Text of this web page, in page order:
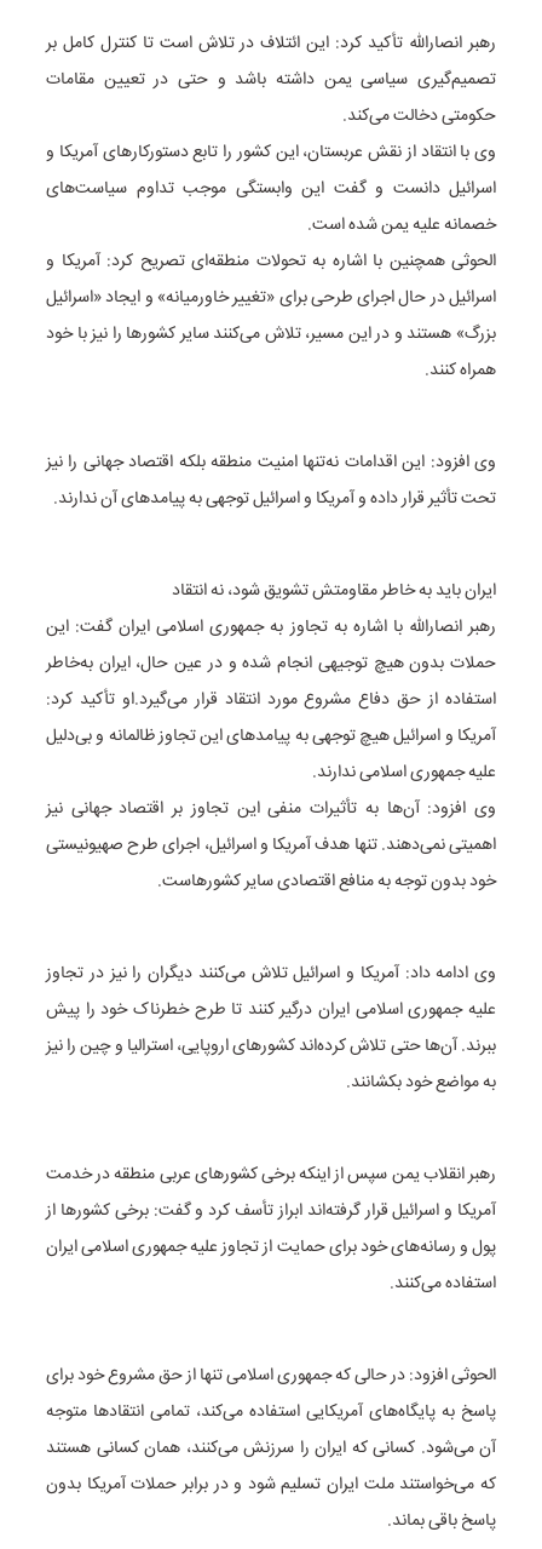
رهبر انصارالله تأکید کرد: این ائتلاف در تلاش است تا کنترل کامل بر
تصمیم‌گیری سیاسی یمن داشته باشد و حتی در تعیین مقامات
حکومتی دخالت می‌کند.
وی با انتقاد از نقش عربستان، این کشور را تابع دستورکارهای آمریکا و
اسرائیل دانست و گفت این وابستگی موجب تداوم سیاست‌های
خصمانه علیه یمن شده است.
الحوثی همچنین با اشاره به تحولات منطقه‌ای تصریح کرد: آمریکا و
اسرائیل در حال اجرای طرحی برای «تغییر خاورمیانه» و ایجاد «اسرائیل
بزرگ» هستند و در این مسیر، تلاش می‌کنند سایر کشورها را نیز با خود
همراه کنند.
وی افزود: این اقدامات نه‌تنها امنیت منطقه بلکه اقتصاد جهانی را نیز
تحت تأثیر قرار داده و آمریکا و اسرائیل توجهی به پیامدهای آن ندارند.
ایران باید به خاطر مقاومتش تشویق شود، نه انتقاد
رهبر انصارالله با اشاره به تجاوز به جمهوری اسلامی ایران گفت: این
حملات بدون هیچ توجیهی انجام شده و در عین حال، ایران به‌خاطر
استفاده از حق دفاع مشروع مورد انتقاد قرار می‌گیرد.او تأکید کرد:
آمریکا و اسرائیل هیچ توجهی به پیامدهای این تجاوز ظالمانه و بی‌دلیل
علیه جمهوری اسلامی ندارند.
وی افزود: آن‌ها به تأثیرات منفی این تجاوز بر اقتصاد جهانی نیز
اهمیتی نمی‌دهند. تنها هدف آمریکا و اسرائیل، اجرای طرح صهیونیستی
خود بدون توجه به منافع اقتصادی سایر کشورهاست.
وی ادامه داد: آمریکا و اسرائیل تلاش می‌کنند دیگران را نیز در تجاوز
علیه جمهوری اسلامی ایران درگیر کنند تا طرح خطرناک خود را پیش
ببرند. آن‌ها حتی تلاش کرده‌اند کشورهای اروپایی، استرالیا و چین را نیز
به مواضع خود بکشانند.
رهبر انقلاب یمن سپس از اینکه برخی کشورهای عربی منطقه در خدمت
آمریکا و اسرائیل قرار گرفته‌اند ابراز تأسف کرد و گفت: برخی کشورها از
پول و رسانه‌های خود برای حمایت از تجاوز علیه جمهوری اسلامی ایران
استفاده می‌کنند.
الحوثی افزود: در حالی که جمهوری اسلامی تنها از حق مشروع خود برای
پاسخ به پایگاه‌های آمریکایی استفاده می‌کند، تمامی انتقادها متوجه
آن می‌شود. کسانی که ایران را سرزنش می‌کنند، همان کسانی هستند
که می‌خواستند ملت ایران تسلیم شود و در برابر حملات آمریکا بدون
پاسخ باقی بماند.